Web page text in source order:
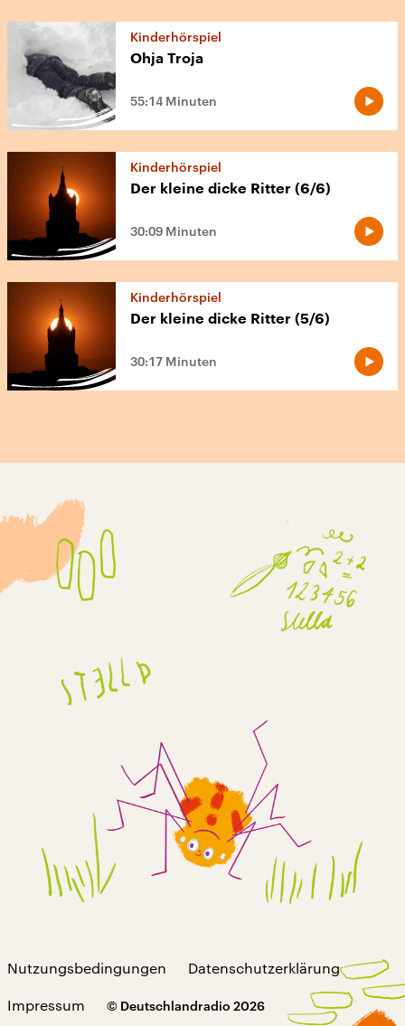
Kinderhörspiel
Ohja Troja
55:14 Minuten
Kinderhörspiel
Der kleine dicke Ritter (6/6)
30:09 Minuten
Kinderhörspiel
Der kleine dicke Ritter (5/6)
30:17 Minuten
Nutzungsbedingungen Datenschutzerklärung
Impressum © Deutschlandradio 2026